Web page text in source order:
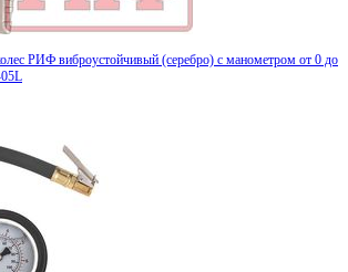
РИФ виброустойчивый (серебро) с манометром от 0 до